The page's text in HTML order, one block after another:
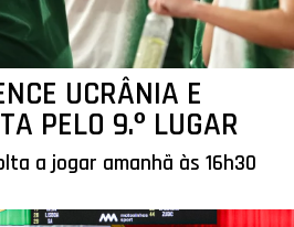
UCRÂNIA E
PELO 9.º LUGAR
a jogar amanhã às 16h30